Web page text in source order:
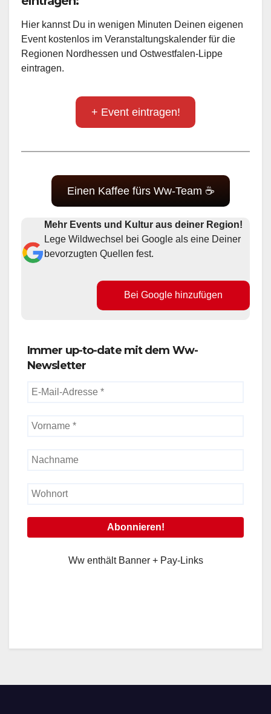
Hier kannst Du in wenigen Minuten Deinen eigenen
Event kostenlos im Veranstaltungskalender für die
Regionen Nordhessen und Ostwestfalen-Lippe
eintragen.
+ Event eintragen!
Einen Kaffee fürs Ww-Team ☕
Mehr Events und Kultur aus deiner Region!
Lege Wildwechsel bei Google als eine Deiner
bevorzugten Quellen fest.
Bei Google hinzufügen
Immer up-to-date mit dem Ww-
Newsletter
Ww enthält Banner + Pay-Links